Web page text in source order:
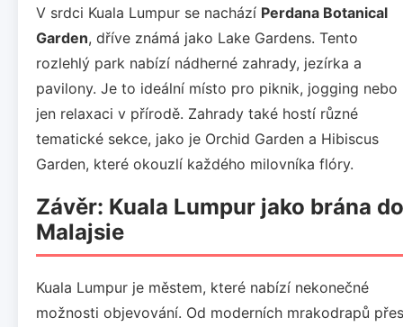
V srdci Kuala Lumpur se nachází Perdana Botanical
Garden, dříve známá jako Lake Gardens. Tento
rozlehlý park nabízí nádherné zahrady, jezírka a
pavilony. Je to ideální místo pro piknik, jogging nebo
jen relaxaci v přírodě. Zahrady také hostí různé
tematické sekce, jako je Orchid Garden a Hibiscus
Garden, které okouzlí každého milovníka flóry.
Závěr: Kuala Lumpur jako brána do
Malajsie
Kuala Lumpur je městem, které nabízí nekonečné
možnosti objevování. Od moderních mrakodrapů přes